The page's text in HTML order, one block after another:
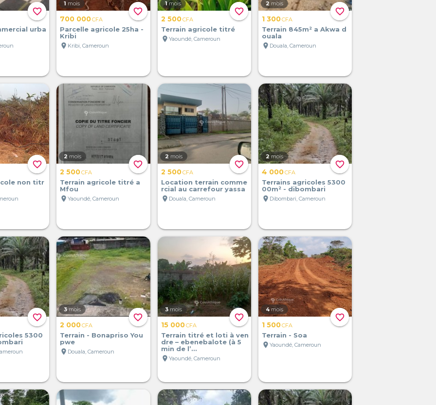
favorite_border
urba
favorite_border
1 mois
700 000CFA
Parcelle agricole 25ha -
Kribi
location_on Kribi, Cameroun
favorite_border
1 mois
2 500CFA
Terrain agricole titré
location_on Yaoundé, Cameroun
favorite_border
2 mois
1 300CFA
Terrain 845m² a Akwa d
ouala
location_on Douala, Cameroun
favorite_border
non titr
favorite_border
2 mois
2 500CFA
Terrain agricole titré a
Mfou
location_onYaoundé, Cameroun
favorite_border
2 mois
2 500CFA
Location terrain comme
rcial au carrefour yassa
location_on Douala, Cameroun
favorite_border
2 mois
4 000CFA
Terrains agricoles 5300
00m² - dibombari
location_on Dibombari, Cameroun
favorite_border
5300
favorite_border
3 mois
2 000CFA
Terrain - Bonapriso You
pwe
location_on Douala, Cameroun
favorite_border
3 mois
15 000CFA
Terrain titré et loti à ven
dre – ebenebalote (à 5
min de l’...
location_on Yaoundé, Cameroun
favorite_border
4 mois
1 500CFA
Terrain - Soa
location_onYaoundé, Cameroun